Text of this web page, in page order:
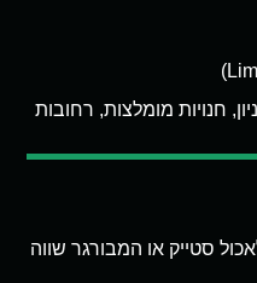
חנויות מומלצות, רחובות
סטייק או המבורגר שווה